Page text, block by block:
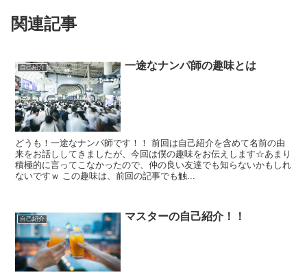
関連記事
自己紹介 一途なナンパ師の趣味とは
どうも！一途なナンパ師です！！ 前回は自己紹介を含めて名前の由
来をお話ししてきましたが、今回は僕の趣味をお伝えします☆あまり
積極的に言ってこなかったので、仲の良い友達でも知らないかもしれ
ないですｗ この趣味は、前回の記事でも触...
自己紹介 マスターの自己紹介！！